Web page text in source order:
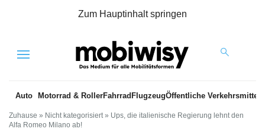
Zum Hauptinhalt springen
Menu
Auto Motorrad & RollerFahrrad FlugzeugÖffentliche Verkehrsmittel
Zuhause » Nicht kategorisiert » Ups, die italienische Regierung lehnt den
Alfa Romeo Milano ab!